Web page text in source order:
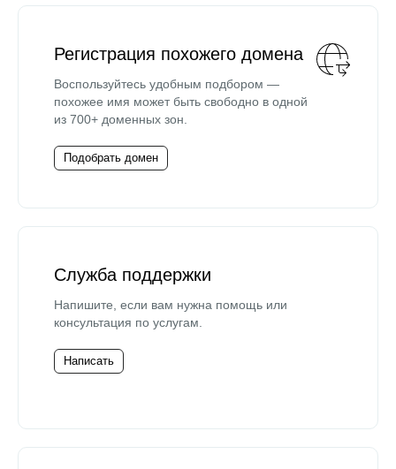
Регистрация похожего домена
Воспользуйтесь удобным подбором —
похожее имя может быть свободно в одной
из 700+ доменных зон.
Подобрать домен
Служба поддержки
Напишите, если вам нужна помощь или
консультация по услугам.
Написать